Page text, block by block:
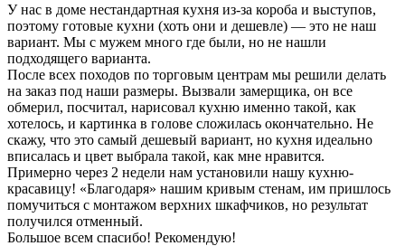
У нас в доме нестандартная кухня из-за короба и выступов,
поэтому готовые кухни (хоть они и дешевле) — это не наш
вариант. Мы с мужем много где были, но не нашли
подходящего варианта.
После всех походов по торговым центрам мы решили делать
на заказ под наши размеры. Вызвали замерщика, он все
обмерил, посчитал, нарисовал кухню именно такой, как
хотелось, и картинка в голове сложилась окончательно. Не
скажу, что это самый дешевый вариант, но кухня идеально
вписалась и цвет выбрала такой, как мне нравится.
Примерно через 2 недели нам установили нашу кухню-
красавицу! «Благодаря» нашим кривым стенам, им пришлось
помучиться с монтажом верхних шкафчиков, но результат
получился отменный.
Большое всем спасибо! Рекомендую!